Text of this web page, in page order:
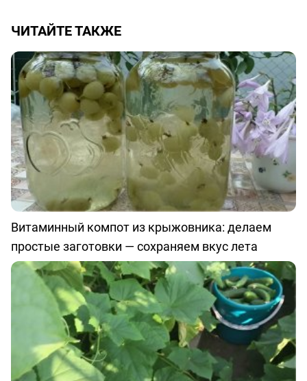
ЧИТАЙТЕ ТАКЖЕ
Витаминный компот из крыжовника: делаем
простые заготовки — сохраняем вкус лета